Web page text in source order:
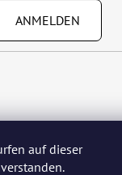
auf dieser
ANMELDEN
Français